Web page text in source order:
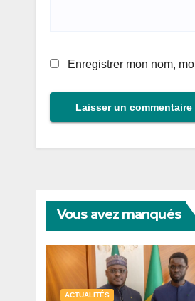
Enregistrer mon nom,
Vous avez manqués
ACTUALITÉS